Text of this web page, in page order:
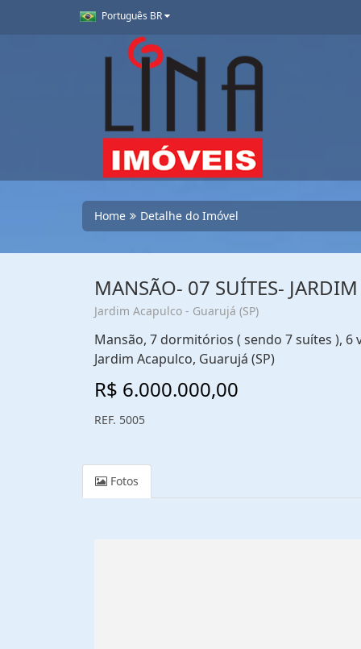
Português BR
Home Detalhe do Imóvel
MANSÃO- 07 SUÍTES-
Jardim Acapulco - Guarujá (SP)
Mansão, 7 dormitórios ( sendo 7 suítes ), 6
Jardim Acapulco, Guarujá (SP)
R$ 6.000.000,00
REF. 5005
Fotos